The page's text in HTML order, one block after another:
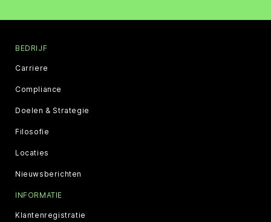
BEDRIJF
Carriere
Compliance
Doelen & Strategie
Filosofie
Locaties
Nieuwsberichten
INFORMATIE
Klantenregistratie